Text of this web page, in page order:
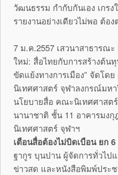
วัฒนธรรม กำกับกันเอง เกร
รายงานอย่างเดียวไม่พอ ต้อ
7 ม.ค.2557 เสวนาสาธารณ
ใหม่: สื่อไทยกับการสร้างต้น
ขัดแย้งทางการเมือง” จัดโด
นิเทศศาสตร์ จุฬาลงกรณ์มห
นโยบายสื่อ คณะนิเทศศาสต
นานาชาติ ชั้น 11 อาคารมง
นิเทศศาสตร์ จุฬาฯ
เตือนสื่อต้องไม่บิดเบือน ยก 6
ฐากูร บุนปาน ผู้จัดการทั่วไป
ข่าวสด และหนังสือพิมพ์ประ